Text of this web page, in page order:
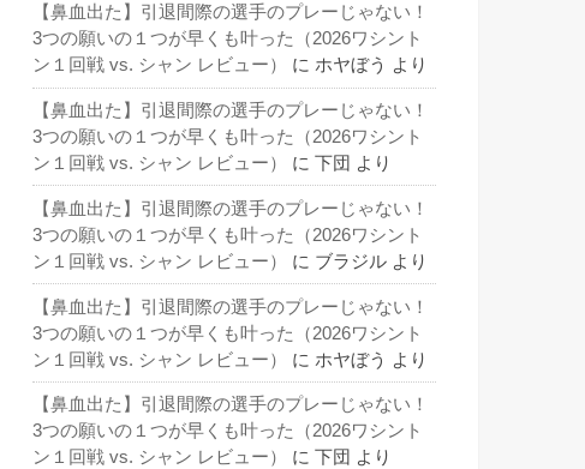
【鼻血出た】引退間際の選手のプレーじゃない！
3つの願いの１つが早くも叶った（2026ワシント
ン１回戦 vs. シャン レビュー）
に ホヤぼう より
【鼻血出た】引退間際の選手のプレーじゃない！
3つの願いの１つが早くも叶った（2026ワシント
ン１回戦 vs. シャン レビュー）
に 下団 より
【鼻血出た】引退間際の選手のプレーじゃない！
3つの願いの１つが早くも叶った（2026ワシント
ン１回戦 vs. シャン レビュー）
に ブラジル より
【鼻血出た】引退間際の選手のプレーじゃない！
3つの願いの１つが早くも叶った（2026ワシント
ン１回戦 vs. シャン レビュー）
に ホヤぼう より
【鼻血出た】引退間際の選手のプレーじゃない！
3つの願いの１つが早くも叶った（2026ワシント
ン１回戦 vs. シャン レビュー）
に 下団 より